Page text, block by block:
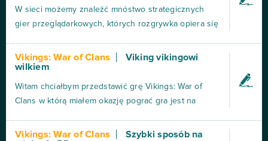
W sieci możemy znaleźć mnóstwo strategicznych
gier przeglądarkowych, których rozgrywka opiera się
współpracy z innymi graczami. W Polsce swego
czasu dużą popularność zyskała gra Plemiona.
Vikings: War of Clans wyróżnia się jednak na tle
innych produkcji t...
Vikings: War of Clans
Viking vikingowi
wilkiem
Witam chciałbym przedstawić grę Vikings: War of
Clans w którą miałem okazję pograć gra jest na
strategiczne tego typu ,ale jest moim zdaniem
Vikings: War of Clans
Szybki sposób na